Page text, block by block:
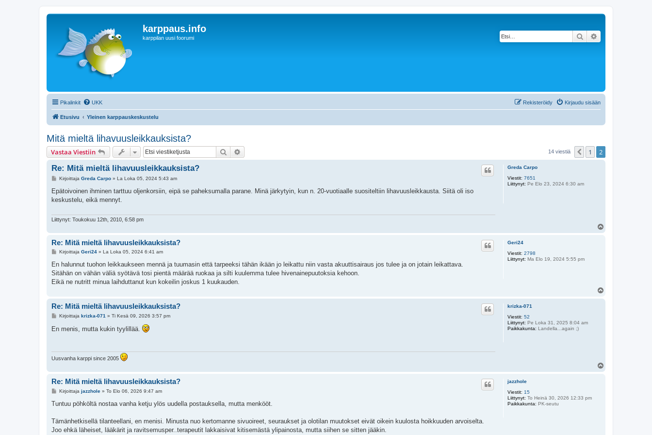
karppaus.info
karppilan uusi foorumi Etsi
Pikalinkit UKK Kirjaudu sisään
Rekisteröidy
Etusivu Yleinen karppauskeskustelu
Mitä mieltä lihavuusleikkauksista?
Vastaa Viestiin Etsi 14 viestiä Edellinen
1 2
Greda Carpo
Viestit: 7651
Liittynyt: Pe Elo 23, 2024 6:30 am
Re: Mitä mieltä lihavuusleikkauksista?
V
e
t
Kirjoittaja Greda Carpo» La Loka 05, 2024 5:43 am
Epätoivoinen ihminen tarttuu oljenkorsiin, eipä se paheksumalla parane. Minä järkytyin, kun n. 20-vuotiaalle suositeltiin lihavuusleikkausta. Siitä oli iso
keskustelu, eikä mennyt.
Liittynyt: Toukokuu 12th, 2010, 6:58 pm
Geri24
Viestit: 2798
Liittynyt: Ma Elo 19, 2024 5:55 pm
Re: Mitä mieltä lihavuusleikkauksista?
V
e
t
i
Kirjoittaja Geri24» La Loka 05, 2024 6:41 am
En halunnut tuohon leikkaukseen mennä ja tuumasin että tarpeeksi tähän ikään jo leikattu niin vasta akuuttisairaus jos tulee ja on jotain leikattava.
Sitähän on vähän väliä syötävä tosi pientä määrää ruokaa ja silti kuulemma tulee hivenainepuutoksia kehoon.
Eikä ne nutritt minua laihduttanut kun kokeilin joskus 1 kuukauden.
krizka-071
Viestit: 52
Liittynyt: Pe Loka 31, 2025 8:04 am
Paikkakunta: Landella...again ;)
Re: Mitä mieltä lihavuusleikkauksista?
V
e
s
Kirjoittaja krizka-071 » Ti Kesä 09, 2026 3:57 pm
En menis, mutta kukin tyylillää.
Uusvanha karppi since 2005
jazzhole
Viestit: 15
Liittynyt: To Heinä 30, 2026 12:33 pm
Paikkakunta: PK-seutu
Re: Mitä mieltä lihavuusleikkauksista?
V
e
i
Kirjoittaja jazzhole» To Elo 06, 2026 9:47 am
Tuntuu pöhköltä nostaa vanha ketju ylös uudella postauksella, mutta menkööt.
Tämänhetkisellä tilanteellani, en menisi. Minusta nuo kertomanne sivuoireet, seuraukset ja olotilan muutokset eivät oikein kuulosta hoikkuuden arvoiselta.
Joo ehkä läheiset, lääkärit ja ravitsemusper..terapeutit lakkaisivat kitisemästä ylipainosta, mutta siihen se sitten jääkin.